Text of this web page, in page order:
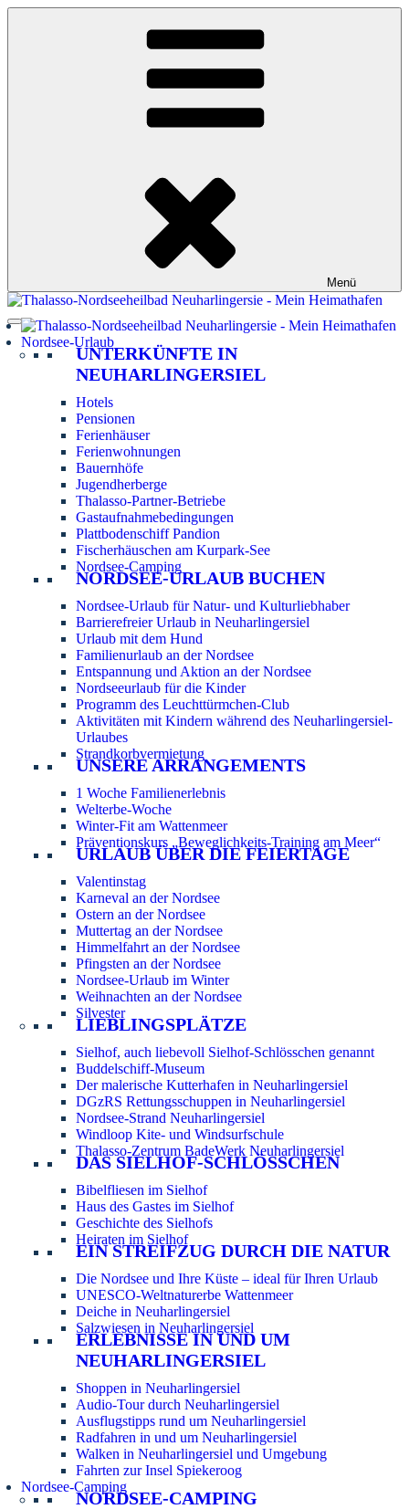
Zum
Menü
Nordsee-Urlaub
UNTERKÜNFTE IN
NEUHARLINGERSIEL
Hotels
Pensionen
Ferienhäuser
Ferienwohnungen
Bauernhöfe
Jugendherberge
Thalasso-Partner-Betriebe
Gastaufnahmebedingungen
Plattbodenschiff Pandion
Fischerhäuschen am Kurpark-See
Nordsee-Camping
NORDSEE-URLAUB BUCHEN
Nordsee-Urlaub für Natur- und Kulturliebhaber
Barrierefreier Urlaub in Neuharlingersiel
Urlaub mit dem Hund
Familienurlaub an der Nordsee
Entspannung und Aktion an der Nordsee
Nordseeurlaub für die Kinder
Programm des Leuchttürmchen-Club
Aktivitäten mit Kindern während des Neuharlingersiel-
Urlaubes
Strandkorbvermietung
UNSERE ARRANGEMENTS
1 Woche Familienerlebnis
Welterbe-Woche
Winter-Fit am Wattenmeer
Präventionskurs „Beweglichkeits-Training am Meer“
URLAUB ÜBER DIE FEIERTAGE
Valentinstag
Karneval an der Nordsee
Ostern an der Nordsee
Muttertag an der Nordsee
Himmelfahrt an der Nordsee
Pfingsten an der Nordsee
Nordsee-Urlaub im Winter
Weihnachten an der Nordsee
Silvester
LIEBLINGSPLÄTZE
Sielhof, auch liebevoll Sielhof-Schlösschen genannt
Buddelschiff-Museum
Der malerische Kutterhafen in Neuharlingersiel
DGzRS Rettungsschuppen in Neuharlingersiel
Nordsee-Strand Neuharlingersiel
Windloop Kite- und Windsurfschule
Thalasso-Zentrum BadeWerk Neuharlingersiel
DAS SIELHOF-SCHLÖSSCHEN
Bibelfliesen im Sielhof
Haus des Gastes im Sielhof
Geschichte des Sielhofs
Heiraten im Sielhof
EIN STREIFZUG DURCH DIE NATUR
Die Nordsee und Ihre Küste – ideal für Ihren Urlaub
UNESCO-Weltnaturerbe Wattenmeer
Deiche in Neuharlingersiel
Salzwiesen in Neuharlingersiel
ERLEBNISSE IN UND UM
NEUHARLINGERSIEL
Shoppen in Neuharlingersiel
Audio-Tour durch Neuharlingersiel
Ausflugstipps rund um Neuharlingersiel
Radfahren in und um Neuharlingersiel
Walken in Neuharlingersiel und Umgebung
Fahrten zur Insel Spiekeroog
Nordsee-Camping
NORDSEE-CAMPING